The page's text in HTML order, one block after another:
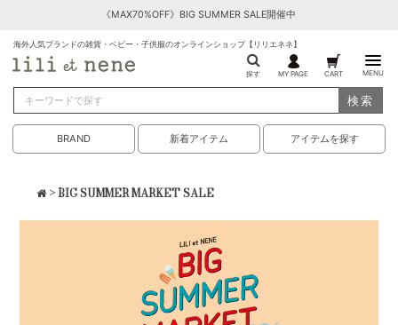
《MAX70%OFF》BIG SUMMER SALE開催中
海外人気ブランドの雑貨・ベビー・子供服のオンラインショップ【リリエネネ】
探す MY PAGE CART MENU
検索
BRAND 新着アイテム アイテムを探す
> BIG SUMMER MARKET SALE